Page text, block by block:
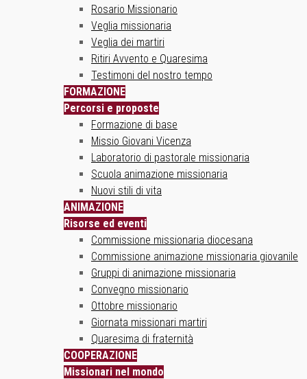
Rosario Missionario
Veglia missionaria
Veglia dei martiri
Ritiri Avvento e Quaresima
Testimoni del nostro tempo
FORMAZIONE
Percorsi e proposte
Formazione di base
Missio Giovani Vicenza
Laboratorio di pastorale missionaria
Scuola animazione missionaria
Nuovi stili di vita
ANIMAZIONE
Risorse ed eventi
Commissione missionaria diocesana
Commissione animazione missionaria giovanile
Gruppi di animazione missionaria
Convegno missionario
Ottobre missionario
Giornata missionari martiri
Quaresima di fraternità
COOPERAZIONE
Missionari nel mondo